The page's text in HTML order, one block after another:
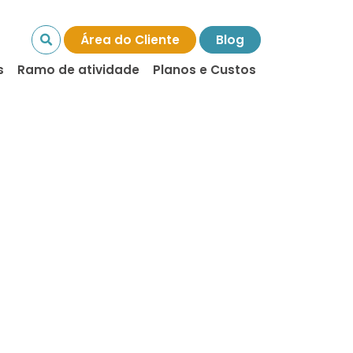
Área do Cliente
Blog
Ramo de atividade Planos e Custos